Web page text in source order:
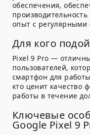
обеспечения,
опыт с регулярными
Для кого
Pixel 9 Pro —
пользователей,
смартфон для
кто ценит качество
работы в течение
Ключевые
Google Pixel 9